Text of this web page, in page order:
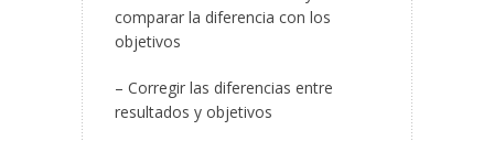
comparar la diferencia con los
objetivos
– Corregir las diferencias entre
resultados y objetivos